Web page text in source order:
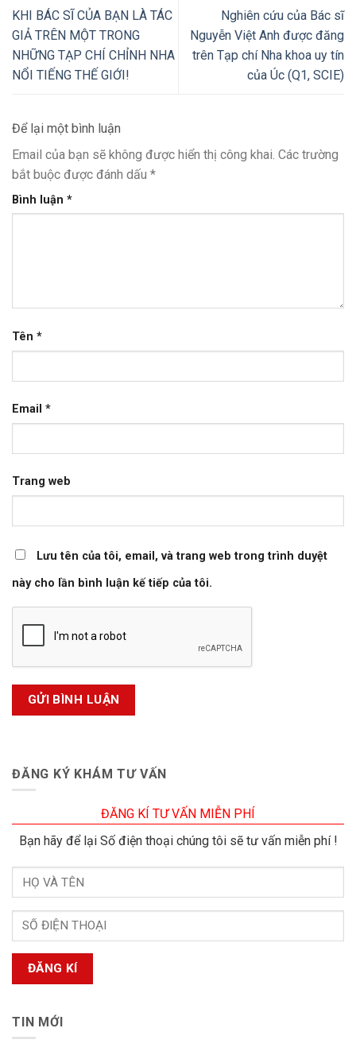
KHI BÁC SĨ CỦA BẠN LÀ TÁC
GIẢ TRÊN MỘT TRONG
NHỮNG TẠP CHÍ CHỈNH NHA
NỔI TIẾNG THẾ GIỚI!
Nghiên cứu của Bác sĩ
Nguyễn Việt Anh được đăng
trên Tạp chí Nha khoa uy tín
của Úc (Q1, SCIE)
Để lại một bình luận
Email của bạn sẽ không được hiển thị công khai. Các trường
bắt buộc được đánh dấu *
Bình luận *
Tên *
Email *
Trang web
Lưu tên của tôi, email, và trang web trong trình duyệt
này cho lần bình luận kế tiếp của tôi.
ĐĂNG KÝ KHÁM TƯ VẤN
ĐĂNG KÍ TƯ VẤN MIỄN PHÍ
Bạn hãy để lại Số điện thoại chúng tôi sẽ tư vấn miễn phí !
TIN MỚI